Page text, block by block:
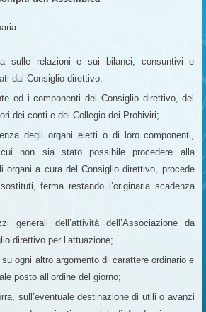
sulle relazioni e sui bilanci, consuntivi e
dal Consiglio direttivo;
ed i componenti del Consiglio direttivo, del
dei conti e del Collegio dei Probiviri;
degli organi eletti o di loro componenti,
non sia stato possibile procedere alla
organi a cura del Consiglio direttivo, procede
ferma restando l’originaria scadenza
generali dell’attività dell’Associazione da
direttivo per l’attuazione;
ogni altro argomento di carattere ordinario e
posto all’ordine del giorno;
sull’eventuale destinazione di utili o avanzi